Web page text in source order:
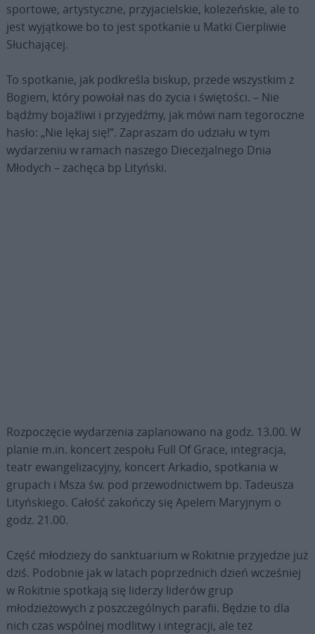
sportowe, artystyczne, przyjacielskie, koleżeńskie, ale to
jest wyjątkowe bo to jest spotkanie u Matki Cierpliwie
Słuchającej.
To spotkanie, jak podkreśla biskup, przede wszystkim z
Bogiem, który powołał nas do życia i świętości. – Nie
bądźmy bojaźliwi i przyjedźmy, jak mówi nam tegoroczne
hasło: „Nie lękaj się!”. Zapraszam do udziału w tym
wydarzeniu w ramach naszego Diecezjalnego Dnia
Młodych – zachęca bp Lityński.
Rozpoczęcie wydarzenia zaplanowano na godz. 13.00. W
planie m.in. koncert zespołu Full Of Grace, integracja,
teatr ewangelizacyjny, koncert Arkadio, spotkania w
grupach i Msza św. pod przewodnictwem bp. Tadeusza
Lityńskiego. Całość zakończy się Apelem Maryjnym o
godz. 21.00.
Część młodzieży do sanktuarium w Rokitnie przyjedzie już
dziś. Podobnie jak w latach poprzednich dzień wcześniej
w Rokitnie spotkają się liderzy liderów grup
młodzieżowych z poszczególnych parafii. Będzie to dla
nich czas wspólnej modlitwy i integracji, ale też